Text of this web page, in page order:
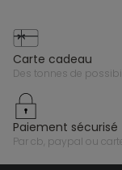
carte cadeau
des tonnes de
paiement sécurisé
par cb, paypal ou